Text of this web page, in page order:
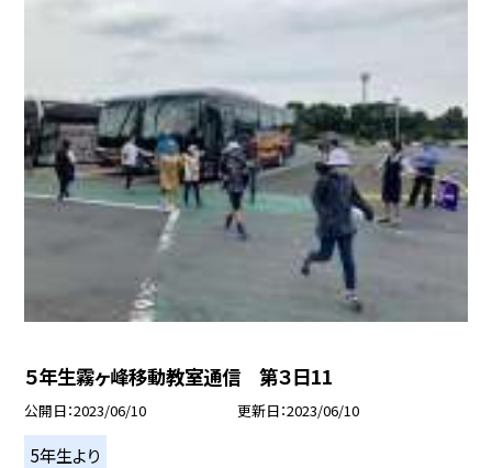
５年生霧ヶ峰移動教室通信 第３日11
公開日 2023/06/10 更新日 2023/06/10
5年生より